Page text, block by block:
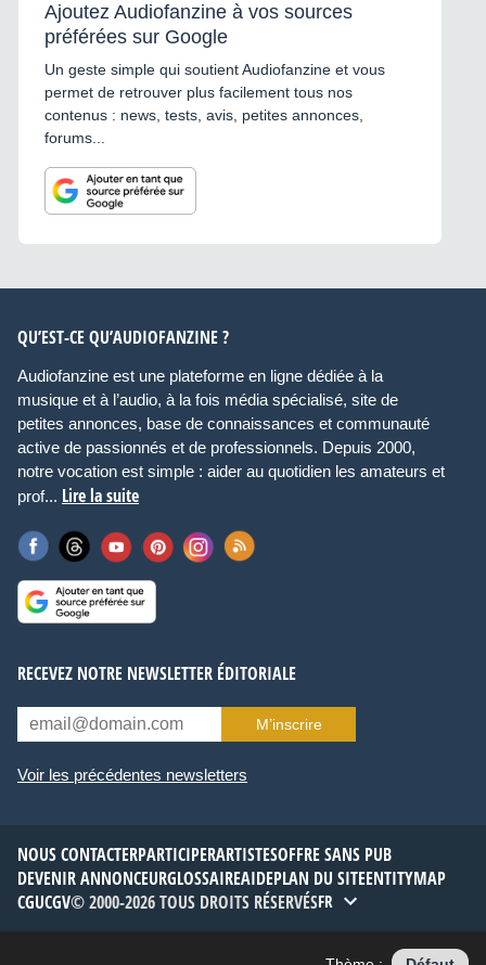
Ajoutez Audiofanzine à vos sources
préférées sur Google
Un geste simple qui soutient Audiofanzine et vous
permet de retrouver plus facilement tous nos
contenus : news, tests, avis, petites annonces,
forums...
QU’EST-CE QU’AUDIOFANZINE ?
Audiofanzine est une plateforme en ligne dédiée à la
musique et à l’audio, à la fois média spécialisé, site de
petites annonces, base de connaissances et communauté
active de passionnés et de professionnels. Depuis 2000,
notre vocation est simple : aider au quotidien les amateurs et
prof... Lire la suite
RECEVEZ NOTRE NEWSLETTER ÉDITORIALE
M’inscrire
Voir les précédentes newsletters
NOUS CONTACTERPARTICIPERARTISTESOFFRE SANS PUB
DEVENIR ANNONCEURGLOSSAIREAIDEPLAN DU SITEENTITYMAP
CGUCGV© 2000-2026 TOUS DROITS RÉSERVÉSFR